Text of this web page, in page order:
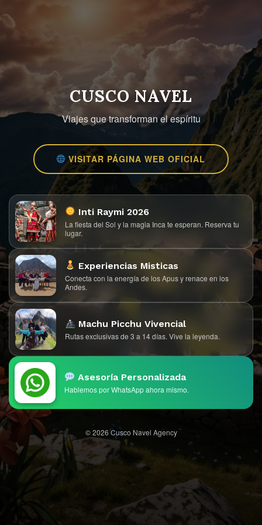
to
CUSCO NAVEL
Viajes que transforman el espíritu
VISITAR PÁGINA WEB OFICIAL
Inti Raymi 2026
La fiesta del Sol y la magia Inca te esperan. Reserva tu
lugar.
Experiencias Misticas
Conecta con la energía de los Apus y renace en los
Andes.
Machu Picchu Vivencial
Rutas exclusivas de 3 a 14 días. Vive la leyenda.
Asesoría Personalizada
Hablemos por WhatsApp ahora mismo.
© 2026 Cusco Navel Agency